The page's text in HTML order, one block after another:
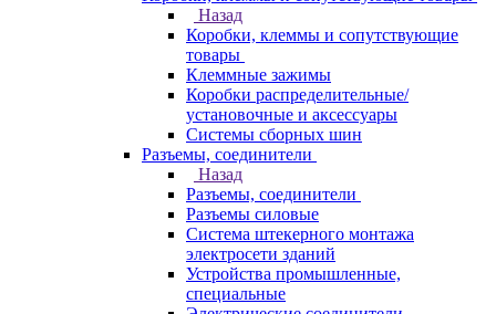
Назад
Коробки, клеммы и сопутствующие
товары
Клеммные зажимы
Коробки распределительные/
установочные и аксессуары
Системы сборных шин
Разъемы, соединители
Назад
Разъемы, соединители
Разъемы силовые
Система штекерного монтажа
электросети зданий
Устройства промышленные,
специальные